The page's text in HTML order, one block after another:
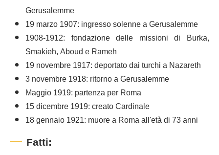
Gerusalemme
19 marzo 1907: ingresso solenne a Gerusalemme
1908-1912: fondazione delle missioni di Burka,
Smakieh, Aboud e Rameh
19 novembre 1917: deportato dai turchi a Nazareth
3 novembre 1918: ritorno a Gerusalemme
Maggio 1919: partenza per Roma
15 dicembre 1919: creato Cardinale
18 gennaio 1921: muore a Roma all'età di 73 anni
Fatti: